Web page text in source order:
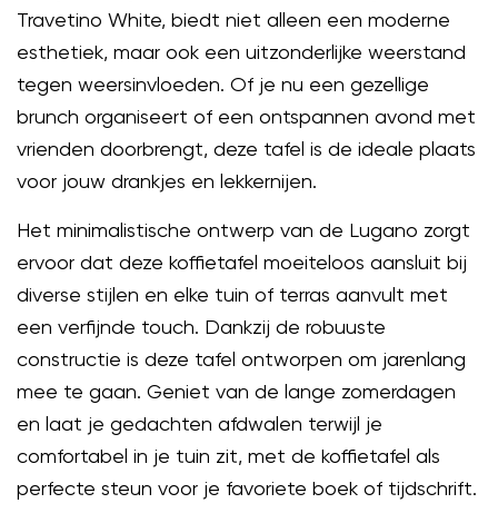
Travetino White, biedt niet alleen een moderne
esthetiek, maar ook een uitzonderlijke weerstand
tegen weersinvloeden. Of je nu een gezellige
brunch organiseert of een ontspannen avond met
vrienden doorbrengt, deze tafel is de ideale plaats
voor jouw drankjes en lekkernijen.
Het minimalistische ontwerp van de Lugano zorgt
ervoor dat deze koffietafel moeiteloos aansluit bij
diverse stijlen en elke tuin of terras aanvult met
een verfijnde touch. Dankzij de robuuste
constructie is deze tafel ontworpen om jarenlang
mee te gaan. Geniet van de lange zomerdagen
en laat je gedachten afdwalen terwijl je
comfortabel in je tuin zit, met de koffietafel als
perfecte steun voor je favoriete boek of tijdschrift.